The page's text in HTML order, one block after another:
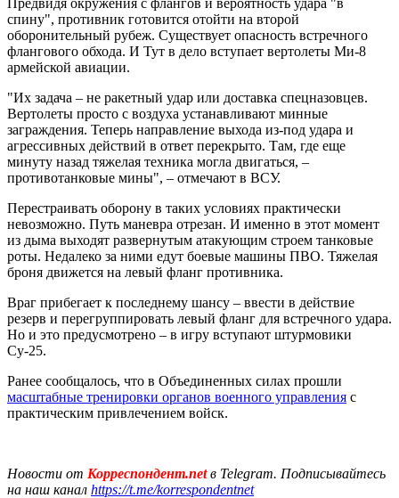
спину", противник готовится отойти на второй
оборонительный рубеж. Существует опасность встречного
флангового обхода. И Тут в дело вступает вертолеты Ми-8
армейской авиации.
"Их задача – не ракетный удар или доставка спецназовцев.
Вертолеты просто с воздуха устанавливают минные
заграждения. Теперь направление выхода из-под удара и
агрессивных действий в ответ перекрыто. Там, где еще
минуту назад тяжелая техника могла двигаться, –
противотанковые мины", – отмечают в ВСУ.
Перестраивать оборону в таких условиях практически
невозможно. Путь маневра отрезан. И именно в этот момент
из дыма выходят развернутым атакующим строем танковые
роты. Недалеко за ними едут боевые машины ПВО. Тяжелая
броня движется на левый фланг противника.
Враг прибегает к последнему шансу – ввести в действие
резерв и перегруппировать левый фланг для встречного удара.
Но и это предусмотрено – в игру вступают штурмовики
Су-25.
Ранее сообщалось, что в Объединенных силах прошли
масштабные тренировки органов военного управления с
практическим привлечением войск.
Новости от Корреспондент.netв Telegram. Подписывайтесь
на наш канал https://t.me/korrespondentnet